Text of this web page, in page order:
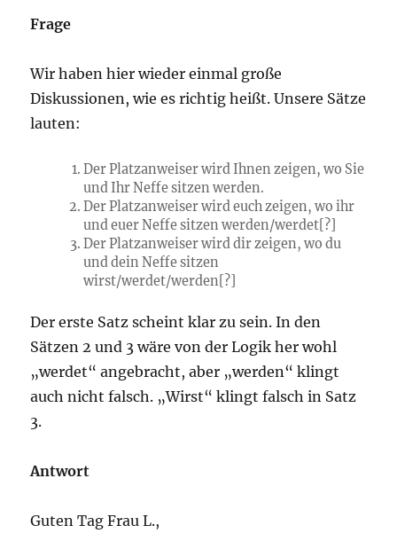
Frage
Wir haben hier wieder einmal große
Diskussionen, wie es richtig heißt. Unsere Sätze
lauten:
Der Platzanweiser wird Ihnen zeigen, wo Sie
und Ihr Neffe sitzen werden.
Der Platzanweiser wird euch zeigen, wo ihr
und euer Neffe sitzen werden/werdet[?]
Der Platzanweiser wird dir zeigen, wo du
und dein Neffe sitzen
wirst/werdet/werden[?]
Der erste Satz scheint klar zu sein. In den
Sätzen 2 und 3 wäre von der Logik her wohl
„werdet“ angebracht, aber „werden“ klingt
auch nicht falsch. „Wirst“ klingt falsch in Satz
3.
Antwort
Guten Tag Frau L.,